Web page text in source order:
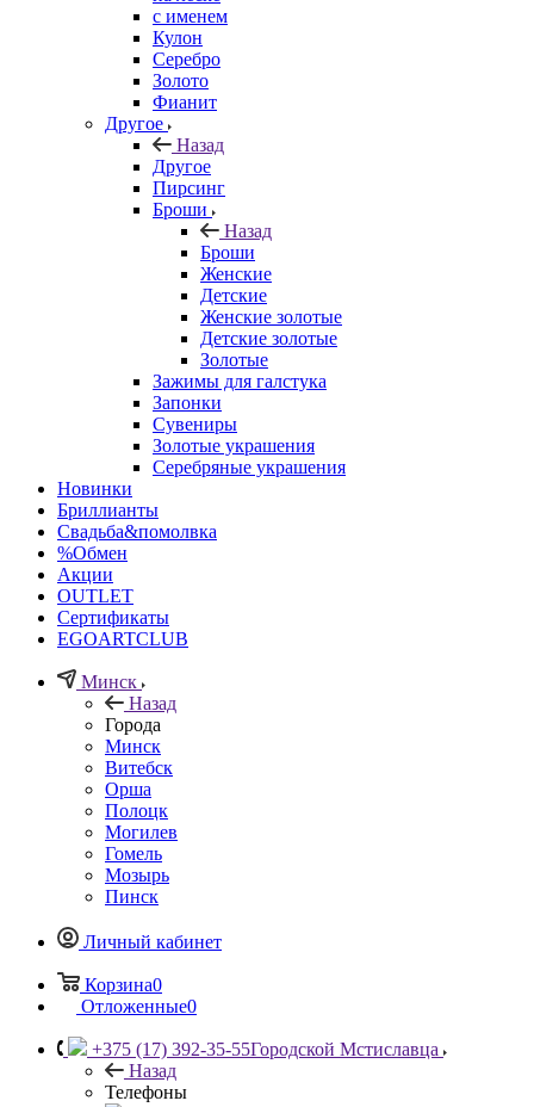
с именем
Кулон
Серебро
Золото
Фианит
Другое
Назад
Другое
Пирсинг
Броши
Назад
Броши
Женские
Детские
Женские золотые
Детские золотые
Золотые
Зажимы для галстука
Запонки
Сувениры
Золотые украшения
Серебряные украшения
Новинки
Бриллианты
Свадьба&помолвка
%Обмен
Акции
OUTLET
Сертификаты
EGOARTCLUB
Минск
Назад
Города
Минск
Витебск
Орша
Полоцк
Могилев
Гомель
Мозырь
Пинск
Личный кабинет
Корзина0
Отложенные0
+375 (17) 392-35-55Городской Мстиславца
Назад
Телефоны